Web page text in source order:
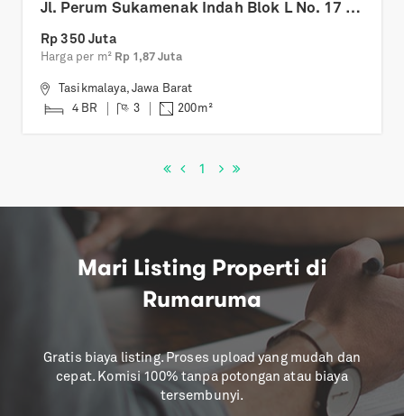
Jl. Perum Sukamenak Indah Blok L No. 17 RT 04 RW 10
Rp 350 Juta
Harga per m² Rp 1,87 Juta
Tasikmalaya, Jawa Barat
4 BR
3 200m²
1
Mari Listing Properti di
Rumaruma
Gratis biaya listing. Proses upload yang mudah dan
cepat. Komisi 100% tanpa potongan atau biaya
tersembunyi.